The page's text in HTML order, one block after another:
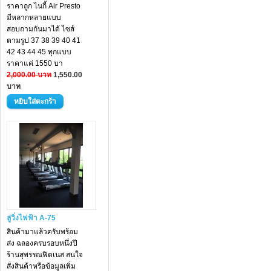
ราคาถูก ไนกี้ Air Presto
มีหลากหลายแบบ
สอบถามกันมาได้ ไซส์
ตามรูป 37 38 39 40 41
42 43 44 45 ทุกแบบ
ราคาแค่ 1550 บา
2,000.00 บาท 1,550.00
บาท
ลู่วิ่งไฟฟ้า A-75
สินค้ามาแล้วครับพร้อม
ส่ง ฉลองครบรอบหนึ่งปี
ร้านสุพรรณฟิตเนส สนใจ
สั่งสินค้าหรือข้อมูลเพิ่ม